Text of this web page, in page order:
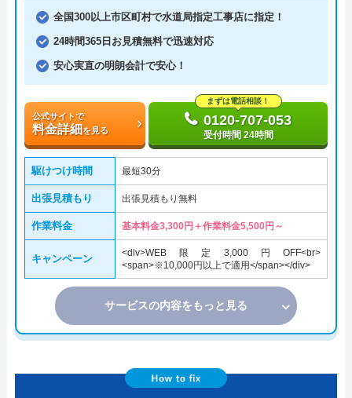
全国300以上市区町村で水道局指定工事店に指定！
24時間365日お見積無料で迅速対応
安心実直の明朗会計で安心！
公式サイトで
料金詳細を見る
まずは電話相談！
0120-707-053
受付時間 24時間
駆けつけ時間 最短30分
出張見積もり 出張見積もり無料
作業料金 基本料金3,300円＋作業料金5,500円～
キャンペーン
<div>WEB限定3,000円OFF<br>
<span>※10,000円以上で適用</span></div>
サービスの内容をもっと見る